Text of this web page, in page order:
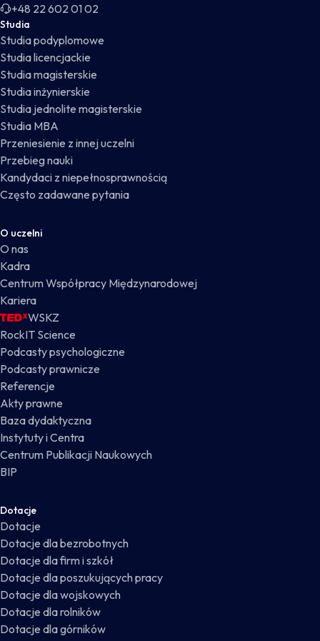
+48 22 602 01 02
Studia
Studia podyplomowe
Studia licencjackie
Studia magisterskie
Studia inżynierskie
Studia jednolite magisterskie
Studia MBA
Przeniesienie z innej uczelni
Przebieg nauki
Kandydaci z niepełnosprawnością
Często zadawane pytania
O uczelni
O nas
Kadra
Centrum Współpracy Międzynarodowej
Kariera
WSKZ
RockIT Science
Podcasty psychologiczne
Podcasty prawnicze
Referencje
Akty prawne
Baza dydaktyczna
Instytuty i Centra
Centrum Publikacji Naukowych
BIP
Dotacje
Dotacje
Dotacje dla bezrobotnych
Dotacje dla firm i szkół
Dotacje dla poszukujących pracy
Dotacje dla wojskowych
Dotacje dla rolników
Dotacje dla górników